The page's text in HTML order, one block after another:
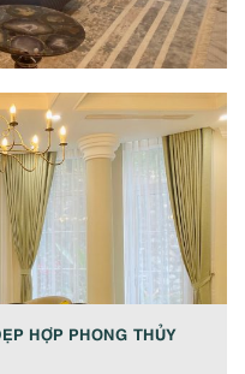
HỢP PHONG THỦY